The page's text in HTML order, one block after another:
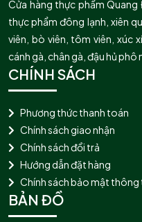
Cửa hàng thực phẩm
thực phẩm đông lạnh, xiên
viên, bò viên, tôm viên, xúc
cánh gà, chân gà, đậu hủ phô
CHÍNH SÁCH
Phương thức thanh toán
Chính sách giao nhận
Chính sách đổi trả
Hướng dẫn đặt hàng
Chính sách bảo mật thông
BẢN ĐỒ